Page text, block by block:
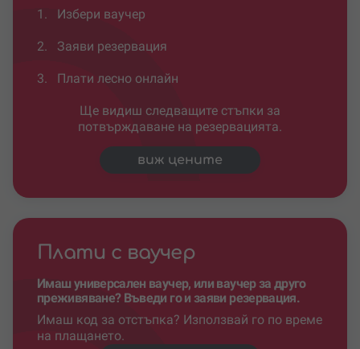
1. Избери ваучер
2. Заяви резервация
3. Плати лесно онлайн
Ще видиш следващите стъпки за
потвърждаване на резервацията.
виж цените
Плати с ваучер
Имаш универсален ваучер, или ваучер за друго
преживяване? Въведи го и заяви резервация.
Имаш код за отстъпка? Използвай го по време
на плащането.